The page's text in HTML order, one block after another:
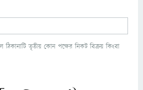
তৃতীয় কোন পক্ষের নিকট বিক্রয় কিংবা